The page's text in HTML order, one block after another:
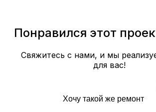
Понравился этот
Свяжитесь с нами, и мы
для вас!
Хочу такой же ремонт